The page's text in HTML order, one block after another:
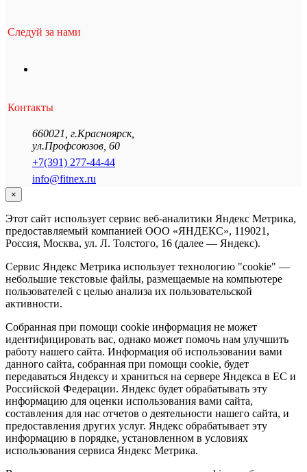
Следуй за нами
Контакты
660021 г.Красноярск,
ул.Профсоюзов, 60
+7(391) 277-44-44
info@fitnex.ru
×
Этот сайт использует сервис веб-аналитики Яндекс Метрика,
предоставляемый компанией ООО «ЯНДЕКС», 119021,
Россия, Москва, ул. Л. Толстого, 16 (далее — Яндекс).
Сервис Яндекс Метрика использует технологию "cookie" —
небольшие текстовые файлы, размещаемые на компьютере
пользователей с целью анализа их пользовательской
активности.
Собранная при помощи cookie информация не может
идентифицировать вас, однако может помочь нам улучшить
работу нашего сайта. Информация об использовании вами
данного сайта, собранная при помощи cookie, будет
передаваться Яндексу и храниться на сервере Яндекса в ЕС и
Российской Федерации. Яндекс будет обрабатывать эту
информацию для оценки использования вами сайта,
составления для нас отчетов о деятельности нашего сайта, и
предоставления других услуг. Яндекс обрабатывает эту
информацию в порядке, установленном в условиях
использования сервиса Яндекс Метрика.